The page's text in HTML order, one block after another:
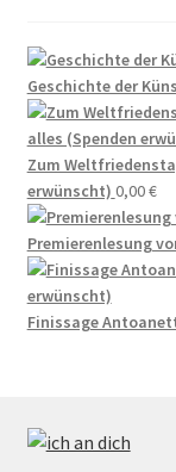
Berlins
Bewohner
Zeitung
Das Quartier
Berliner
Der Kiez der
Geschichte der
Zum
erwünscht) 0,00€
Premierenlesung
Finissage